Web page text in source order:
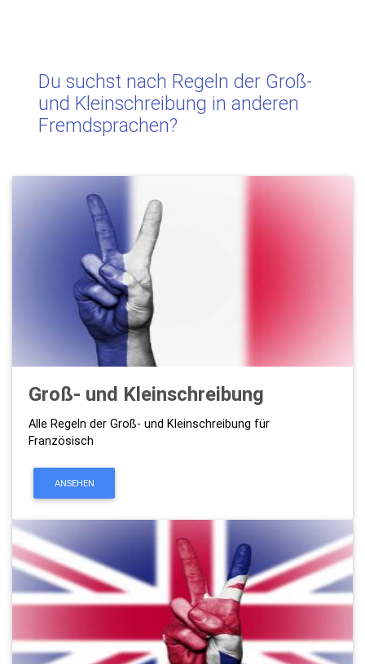
Du suchst nach Regeln der Groß-
und Kleinschreibung in anderen
Fremdsprachen?
Groß- und Kleinschreibung
Alle Regeln der Groß- und Kleinschreibung für
Französisch
ANSEHEN